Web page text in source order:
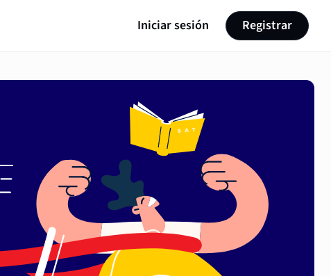
Iniciar sesión Registrar